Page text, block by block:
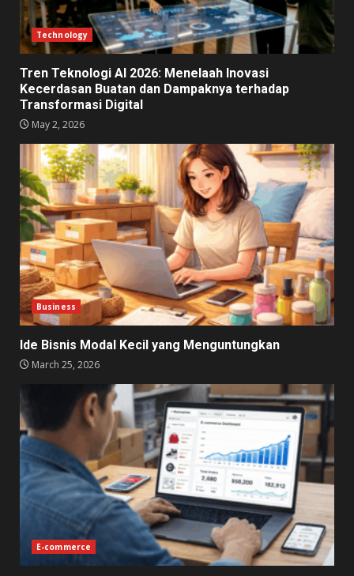
Technology
Tren Teknologi AI 2026: Menelaah Inovasi
Kecerdasan Buatan dan Dampaknya terhadap
Transformasi Digital
May 2, 2026
Business
Ide Bisnis Modal Kecil yang Menguntungkan
March 25, 2026
E-commerce